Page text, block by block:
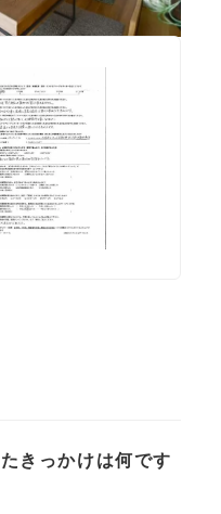
きっかけは何です